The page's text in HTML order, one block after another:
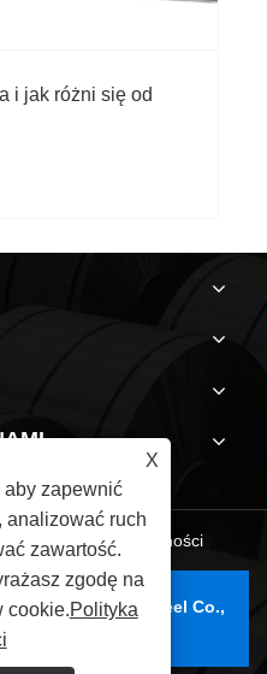
i jak różni się od
XML Polityka prywatności
Jianbanghaoda Steel Co.,
zastrzeżone.
X
zapewnić
analizować ruch
zawartość.
zgodę na
cookie.Polityka